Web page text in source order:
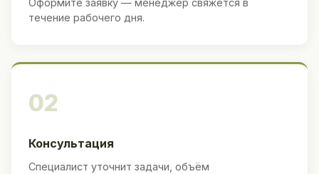
течение рабочего дня.
02
Консультация
Специалист уточнит задачи, объём